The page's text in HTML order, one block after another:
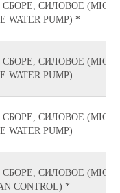
СИЛОВОЕ (MICRO
WATER PUMP) *
СИЛОВОЕ (MICRO
WATER PUMP)
СИЛОВОЕ (MICRO
WATER PUMP)
СИЛОВОЕ (MICRO
CONTROL) *